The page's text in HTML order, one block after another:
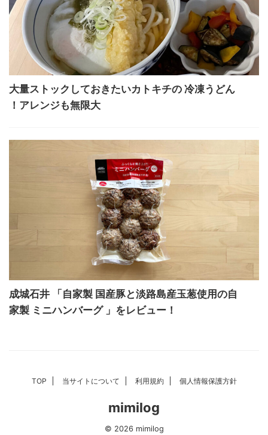
大量ストックしておきたいカトキチの 冷凍うどん
！アレンジも無限大
成城石井 「自家製 国産豚と淡路島産玉葱使用の自
家製 ミニハンバーグ 」をレビュー！
TOP 当サイトについて 利用規約 個人情報保護方針
mimilog
© 2026 mimilog